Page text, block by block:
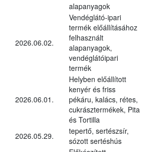
alapanyagok
2026.06.02.
Vendéglátó-ipari
termék előállításához
felhasznált
alapanyagok,
vendéglátóipari
termék
2026.06.01.
Helyben előállított
kenyér és friss
pékáru, kalács, rétes,
cukrásztermékek, Pita
és Tortilla
2026.05.29.
tepertő, sertészsír,
sózott sertéshús